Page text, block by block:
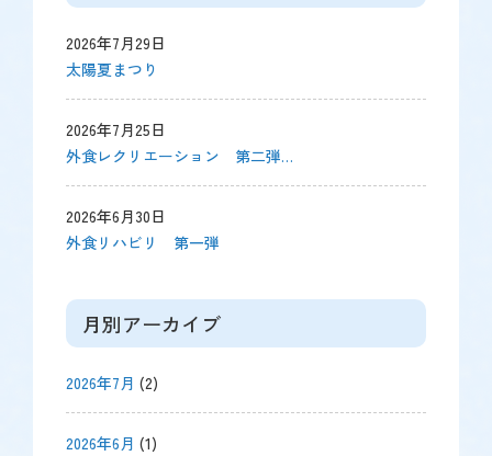
2026年7月29日
太陽夏まつり
2026年7月25日
外食レクリエーション 第二弾…
2026年6月30日
外食リハビリ 第一弾
月別アーカイブ
2026年7月 (2)
2026年6月 (1)